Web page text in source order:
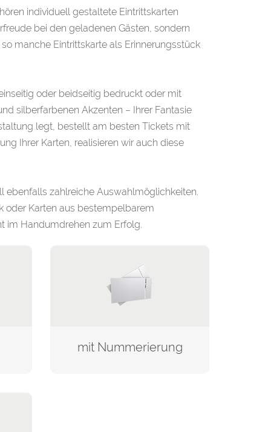
individuell gestaltete Eintrittskarten
bei den geladenen Gästen, sondern
manche Eintrittskarte als Erinnerungsstück
oder beidseitig bedruckt oder mit
silberfarbenen Akzenten – Ihrer Fantasie
legt, bestellt am besten Tickets mit
Ihrer Karten, realisieren wir auch diese
ebenfalls zahlreiche Auswahlmöglichkeiten.
oder Karten aus bestempelbarem
im Handumdrehen zum Erfolg.
mit Nummerierung